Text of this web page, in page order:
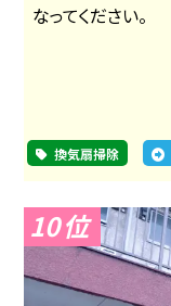
なってください。
換気扇掃除
10